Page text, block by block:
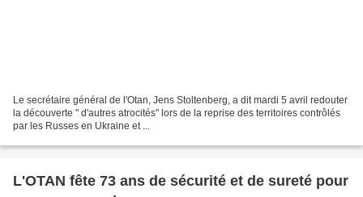
Le secrétaire général de l'Otan, Jens Stoltenberg, a dit mardi 5 avril redouter
la découverte " d'autres atrocités" lors de la reprise des territoires contrôlés
par les Russes en Ukraine et ...
L'OTAN fête 73 ans de sécurité et de sureté pour